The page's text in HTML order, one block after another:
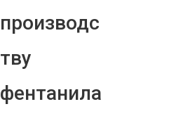
производс
тву
фентанила